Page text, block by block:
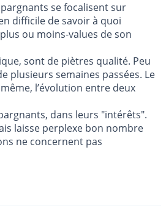
se focalisent sur
difficile de savoir à quoi
ou moins-values de son
sont de piètres qualité. Peu
plusieurs semaines passées. Le
l’évolution entre deux
dans leurs "intérêts".
laisse perplexe bon nombre
ne concernent pas